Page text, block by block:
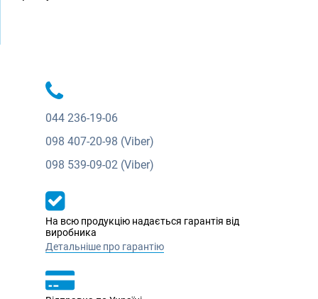
044 236-19-06
098 407-20-98 (Viber)
098 539-09-02 (Viber)
На всю продукцію надається гарантія від
виробника
Детальніше про гарантію